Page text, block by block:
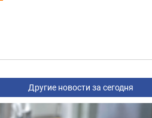
Другие новости за сегодня